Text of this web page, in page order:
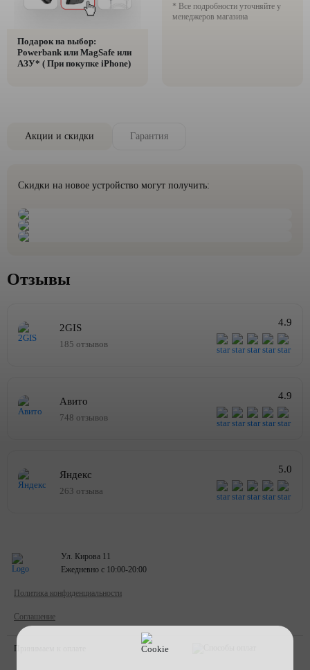
Подарок на выбор:
Powerbank или MagSafe или
AЗУ* ( При покупке iPhone)
* Все подробности уточняйте у
менеджеров магазина
Акции и скидки Гарантия
Скидки на новое устройство могут получить:
Отзывы
2GIS
185 отзывов
4.9
Авито
748 отзывов
4.9
Яндекс
263 отзыва
5.0
Ул. Кирова 11
Ежедневно с 10:00-20:00
Политика конфиденциальности
Соглашение
Принимаем к оплате